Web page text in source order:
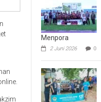
Menpora
2 Juni 2026 0